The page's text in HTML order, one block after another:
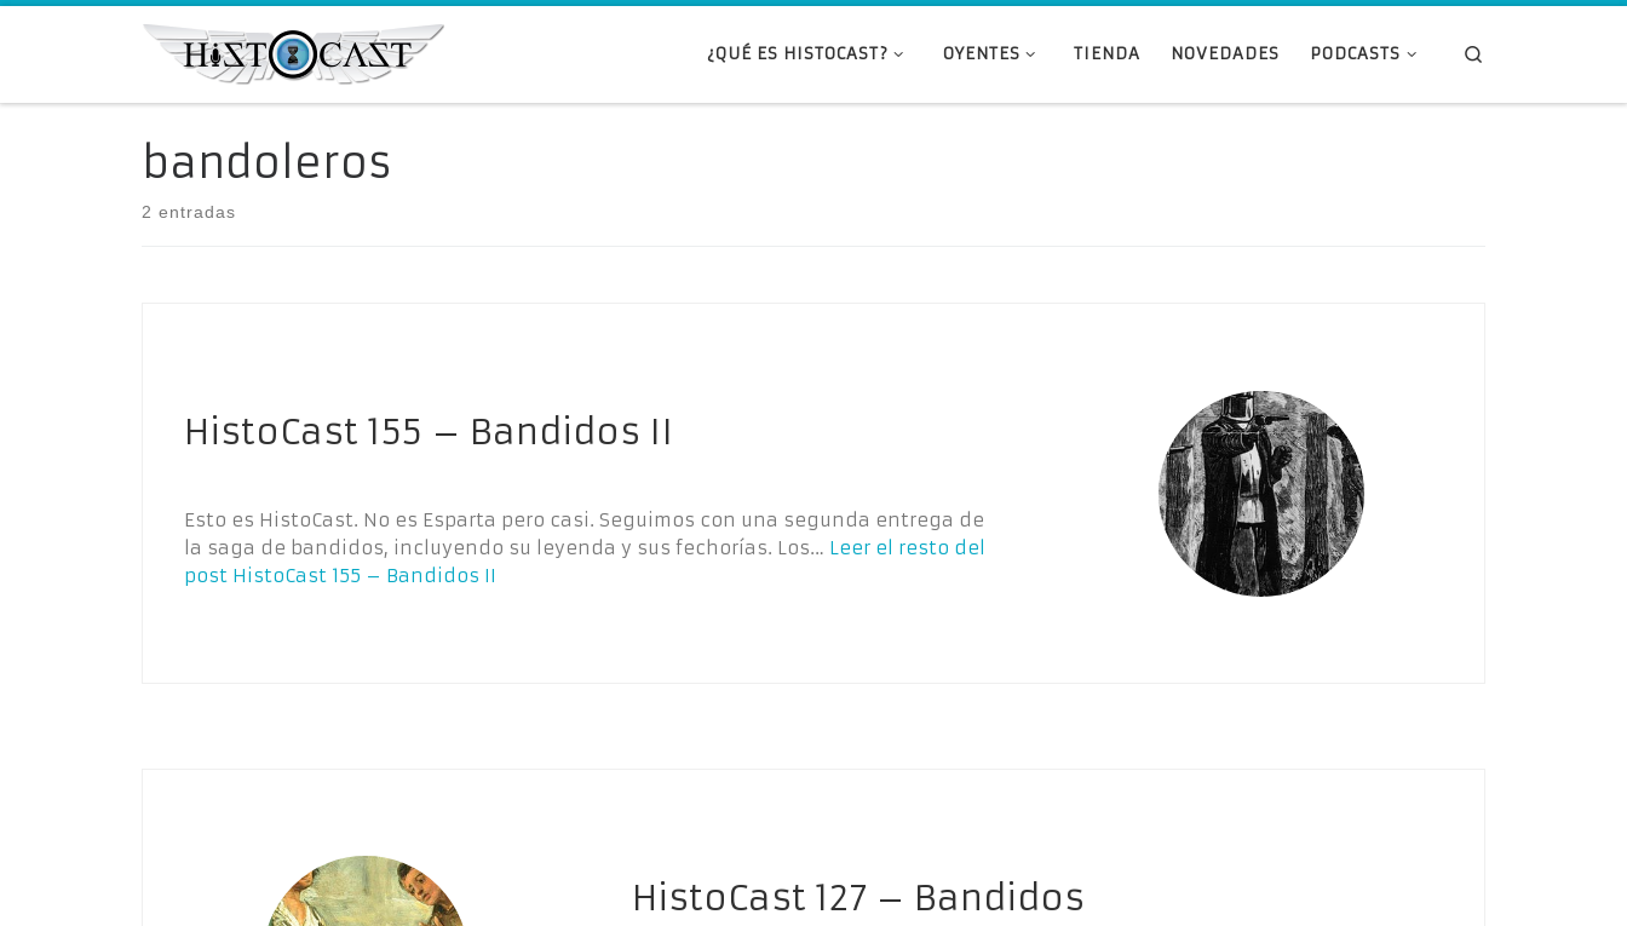
Saltar al contenido
¿QUÉ ES HISTOCAST? OYENTES TIENDA NOVEDADES PODCASTS
bandoleros
2 entradas
HistoCast 155 – Bandidos II
Esto es HistoCast. No es Esparta pero casi. Seguimos con una segunda entrega de
la saga de bandidos, incluyendo su leyenda y sus fechorías. Los… Leer el resto del
post HistoCast 155 – Bandidos II
HistoCast 127 – Bandidos